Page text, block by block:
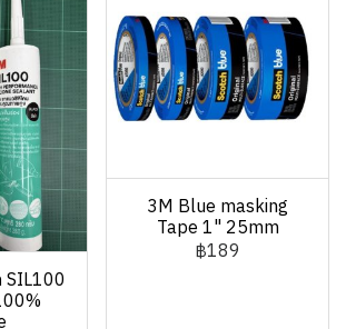
SIL100
3M Blue masking
Tape 1" 25mm
฿189